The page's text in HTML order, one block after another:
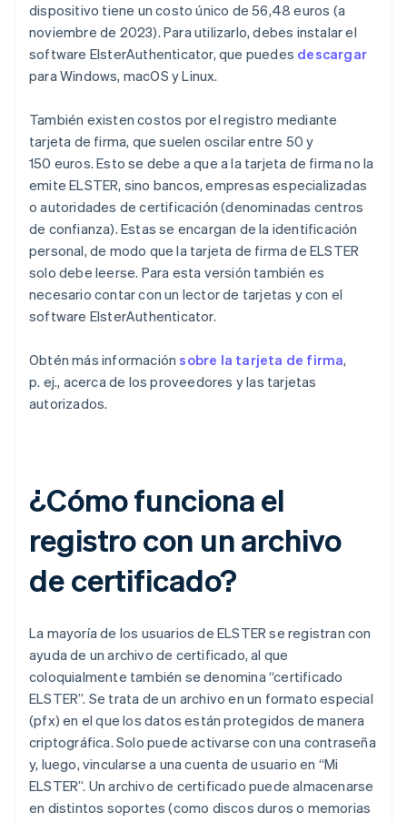
dispositivo tiene un costo único de 56,48 euros (a
noviembre de 2023). Para utilizarlo, debes instalar el
software ElsterAuthenticator, que puedes descargar
para Windows, macOS y Linux.
También existen costos por el registro mediante
tarjeta de firma, que suelen oscilar entre 50 y
150 euros. Esto se debe a que a la tarjeta de firma no la
emite ELSTER, sino bancos, empresas especializadas
o autoridades de certificación (denominadas centros
de confianza). Estas se encargan de la identificación
personal, de modo que la tarjeta de firma de ELSTER
solo debe leerse. Para esta versión también es
necesario contar con un lector de tarjetas y con el
software ElsterAuthenticator.
Obtén más informaciónsobre la tarjeta de firma,
p. ej., acerca de los proveedores y las tarjetas
autorizados.
¿Cómo funciona el
registro con un archivo
de certificado?
La mayoría de los usuarios de ELSTER se registran con
ayuda de un archivo de certificado, al que
coloquialmente también se denomina “certificado
ELSTER”. Se trata de un archivo en un formato especial
(pfx) en el que los datos están protegidos de manera
criptográfica. Solo puede activarse con una contraseña
y, luego, vincularse a una cuenta de usuario en “Mi
ELSTER”. Un archivo de certificado puede almacenarse
en distintos soportes (como discos duros o memorias